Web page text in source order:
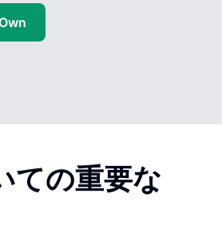
ての重要な